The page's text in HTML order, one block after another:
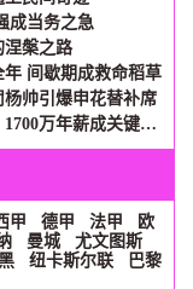
成当务之急
涅槃之路
间歇期成救命稻草
帅引爆申花替补席
金玟哉留守拜仁内幕：甘当第三中卫背后，1700万年薪成关键砝码
甲 德甲 法甲
欧
曼城
尤文图斯
纽卡斯尔联
巴黎